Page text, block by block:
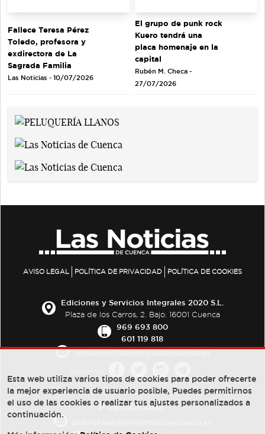
Fallece Teresa Pérez
Toledo, profesora y
exdirectora de La
Sagrada Familia
Las Noticias - 10/07/2026
El grupo de punk rock
Kuero tendrá una
placa homenaje en la
capital
Rubén M. Checa -
27/07/2026
AVISO LEGAL POLÍTICA DE PRIVACIDAD POLÍTICA DE COOKIES
Ediciones y Servicios Integrales 2020 S.L.
Plaza de los Carros, 2. Bajo. 16001 Cuenca
969 693 800
601 119 818
PUBLICIDAD:
Esta web utiliza varios tipos de cookies para poder ofrecerte
la mejor experiencia de usuario posible, Puedes permitirnos
el uso de las cookies o realizar tus ajustes personalizados a
continuación.